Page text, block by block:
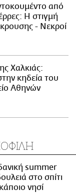
από
Η στιγμή
- Νεκροί
Χαλκιάς:
κηδεία του
Αθηνών
summer
στο σπίτι
νησί